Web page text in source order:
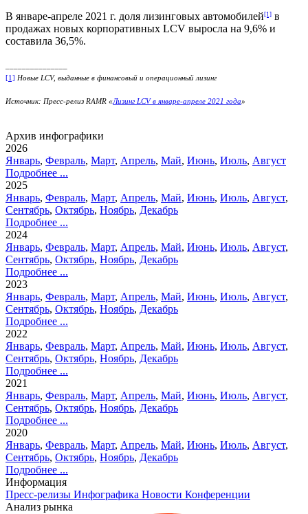
В январе-апреле 2021 г. доля лизинговых автомобилей [1] в
продажах новых корпоративных LCV выросла на 9,6% и
составила 36,5%.
[1] Новые LCV, выданные в финансовый и операционный лизинг
Источник: Пресс-релиз RAMR «Лизинг LCV в январе-апреле 2021 года»
Архив инфографики
2026
Январь, Февраль, Март, Апрель, Май, Июнь, Июль, Август
Подробнее ...
2025
Январь, Февраль, Март, Апрель, Май, Июнь, Июль, Август,
Сентябрь, Октябрь, Ноябрь, Декабрь
Подробнее ...
2024
Январь, Февраль, Март, Апрель, Май, Июнь, Июль, Август,
Сентябрь, Октябрь, Ноябрь, Декабрь
Подробнее ...
2023
Январь, Февраль, Март, Апрель, Май, Июнь, Июль, Август,
Сентябрь, Октябрь, Ноябрь, Декабрь
Подробнее ...
2022
Январь, Февраль, Март, Апрель, Май, Июнь, Июль, Август,
Сентябрь, Октябрь, Ноябрь, Декабрь
Подробнее ...
2021
Январь, Февраль, Март, Апрель, Май, Июнь, Июль, Август,
Сентябрь, Октябрь, Ноябрь, Декабрь
Подробнее ...
2020
Январь, Февраль, Март, Апрель, Май, Июнь, Июль, Август,
Сентябрь, Октябрь, Ноябрь, Декабрь
Подробнее ...
Информация
Пресс-релизы Инфографика Новости Конференции
Анализ рынка